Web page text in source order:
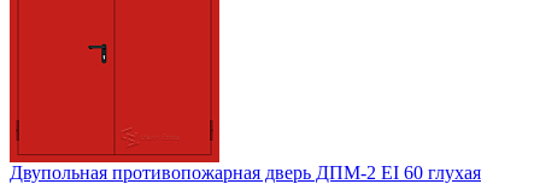
Двупольная противопожарная дверь ДПМ-2 EI 60 глухая